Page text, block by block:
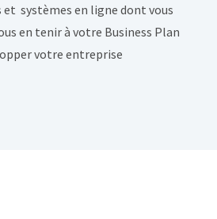
et systèmes en ligne dont vous
en tenir à votre Business Plan
votre entreprise